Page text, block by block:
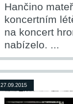
Hančino
koncertním
na koncert
nabízelo. ...
27.09.2015